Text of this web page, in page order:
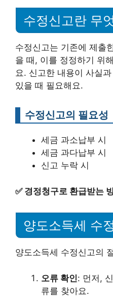
수정신고란 무
수정신고는 기존에 제출
을 때, 이를 정정하기 위
요. 신고한 내용이 사실
있을 때 필요해요.
수정신고의 필요성
세금 과소납부 시
세금 과다납부 시
신고 누락 시
✅ 경정청구로 환급받는
양도소득세 수
양도소득세 수정신고의
오류 확인: 먼저,
류를 찾아요.